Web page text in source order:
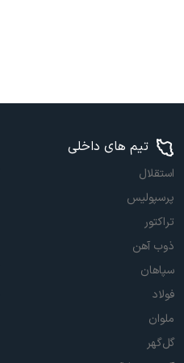
تیم های داخلی
استقلال
پرسپولیس
تراکتور
ذوب آهن
سپاهان
فولاد
ملوان
گل‌گهر